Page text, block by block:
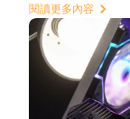
閱讀更多內容